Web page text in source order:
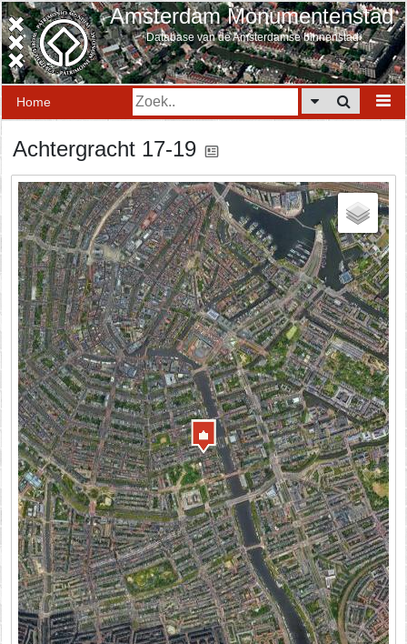
Amsterdam Monumentenstad
Database van de Amsterdamse binnenstad
Home
Achtergracht 17-19